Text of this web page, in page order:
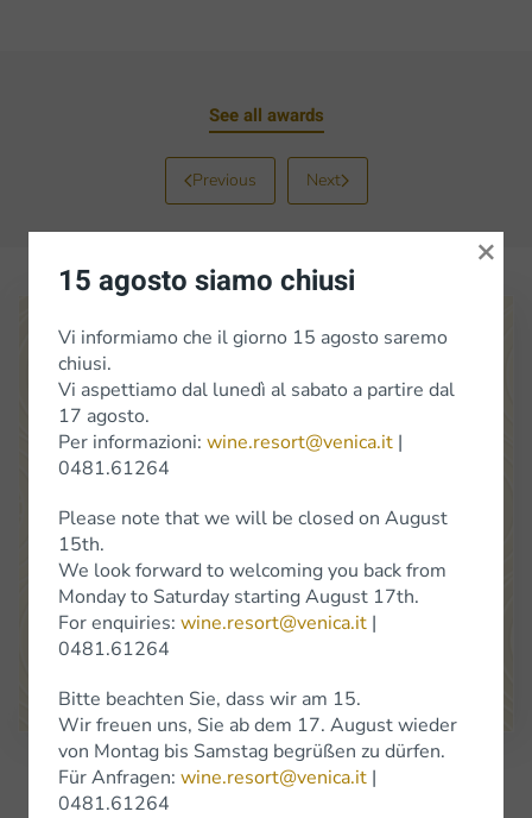
See all awards
Previous Next
Location Cerò 8 34070 Dolegna del Collio (Go)
info@venica.it wine.resort@venica.it
The shop is open Monday to Saturday, 9.30 a.m. to 6 p.m.
On Saturdays in January, the shop will be closed.
Google Maps
Subscribe to Newsletter
15 agosto siamo chiusi
Vi informiamo che il giorno 15 agosto saremo
chiusi.
Vi aspettiamo dal lunedì al sabato a partire dal
17 agosto.
Per informazioni: wine.resort@venica.it |
0481.61264
Please note that we will be closed on August
15th.
We look forward to welcoming you back from
Monday to Saturday starting August 17th.
For enquiries: wine.resort@venica.it |
0481.61264
Bitte beachten Sie, dass wir am 15.
Wir freuen uns, Sie ab dem 17. August wieder
von Montag bis Samstag begrüßen zu dürfen.
Für Anfragen: wine.resort@venica.it |
0481.61264
×